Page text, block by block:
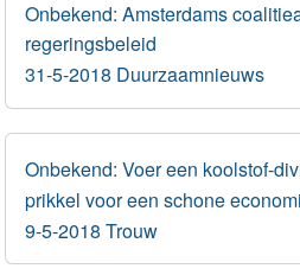
Onbekend: Amsterdams
regeringsbeleid
31-5-2018 Duurzaamnieuws
Onbekend: Voer een koolstof-
prikkel voor een schone
9-5-2018 Trouw